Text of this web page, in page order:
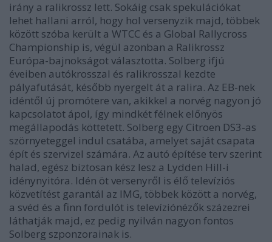
irány a ralikrossz lett. Sokáig csak spekulációkat
lehet hallani arról, hogy hol versenyzik majd, többek
között szóba került a WTCC és a Global Rallycross
Championship is, végül azonban a Ralikrossz
Európa-bajnokságot választotta. Solberg ifjú
éveiben autókrosszal és ralikrosszal kezdte
pályafutását, később nyergelt át a ralira. Az EB-nek
idéntől új promótere van, akikkel a norvég nagyon jó
kapcsolatot ápol, így mindkét félnek előnyös
megállapodás köttetett. Solberg egy Citroen DS3-as
szörnyeteggel indul csatába, amelyet saját csapata
épít és szervizel számára. Az autó építése terv szerint
halad, egész biztosan kész lesz a Lydden Hill-i
idénynyitóra. Idén öt versenyről is élő televíziós
közvetítést garantál az IMG, többek között a norvég,
a svéd és a finn fordulót is televíziónézők százezrei
láthatják majd, ez pedig nyilván nagyon fontos
Solberg szponzorainak is.